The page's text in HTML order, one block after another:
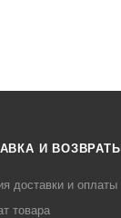
И ВОЗВРАТЫ
доставки и оплаты
товара